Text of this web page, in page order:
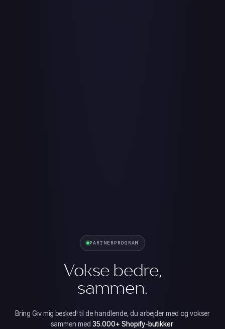
PARTNERPROGRAM
Vokse bedre,
sammen.
Bring Giv mig besked! til de handlende, du arbejder med og vokser
sammen med 35.000+ Shopify-butikker.